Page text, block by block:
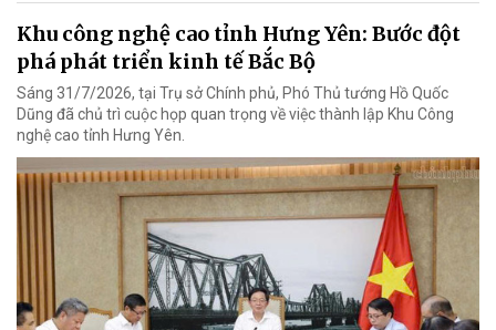
Khu công nghệ cao tỉnh Hưng Yên: Bước đột
phá phát triển kinh tế Bắc Bộ
Sáng 31/7/2026, tại Trụ sở Chính phủ, Phó Thủ tướng Hồ Quốc
Dũng đã chủ trì cuộc họp quan trọng về việc thành lập Khu Công
nghệ cao tỉnh Hưng Yên.